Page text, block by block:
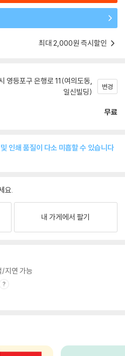
최대 2,000원 즉시할인
영등포구 은행로 11(여의도동,
일신빌딩)
변경
무료
인쇄 품질이 다소 미흡할 수 있습니다
요.
내 가게에서 팔기
/지연 가능